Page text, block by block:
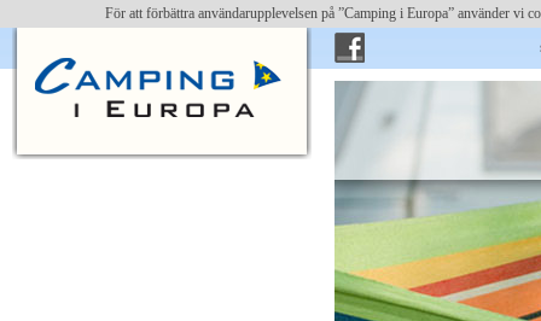
För att förbättra användarupplevelsen på ”Camping i Europa” använder